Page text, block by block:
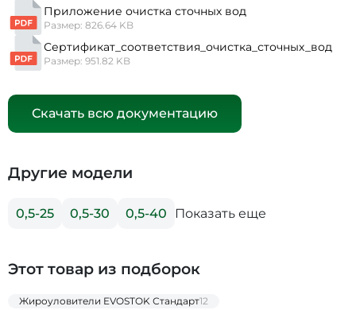
Приложение очистка сточных вод
Размер: 826.64 KB
Сертификат_соответствия_очистка_сточных_вод
Размер: 951.82 KB
Скачать всю документацию
Другие модели
0,5-25 0,5-30 0,5-40 Показать еще
Этот товар из подборок
Жироуловители EVOSTOK Стандарт12